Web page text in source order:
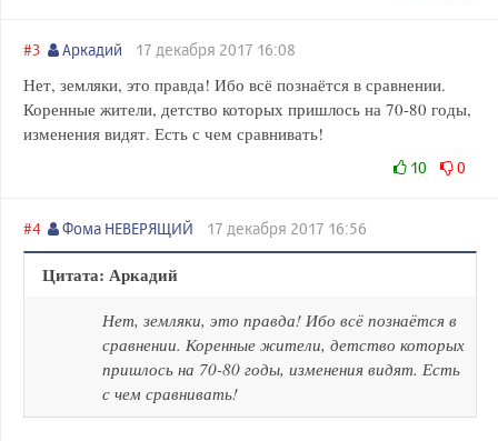
#3 Аркадий 17 декабря 2017 16:08
Нет, земляки, это правда! Ибо всё познаётся в сравнении.
Коренные жители, детство которых пришлось на 70-80 годы,
изменения видят. Есть с чем сравнивать!
10 0
#4 Фома НЕВЕРЯЩИЙ 17 декабря 2017 16:56
Цитата: Аркадий
Нет, земляки, это правда! Ибо всё познаётся в
сравнении. Коренные жители, детство которых
пришлось на 70-80 годы, изменения видят. Есть
с чем сравнивать!